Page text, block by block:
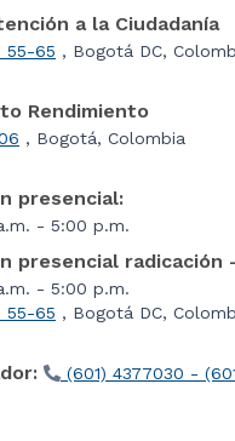
a la Ciudadanía
55-65 , Bogotá DC,
Rendimiento
, Bogotá, Colombia
presencial:
- 5:00 p.m.
presencial radicación -
- 5:00 p.m.
55-65 , Bogotá DC,
(601) 4377030 -